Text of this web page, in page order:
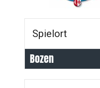
Spielort
Bozen